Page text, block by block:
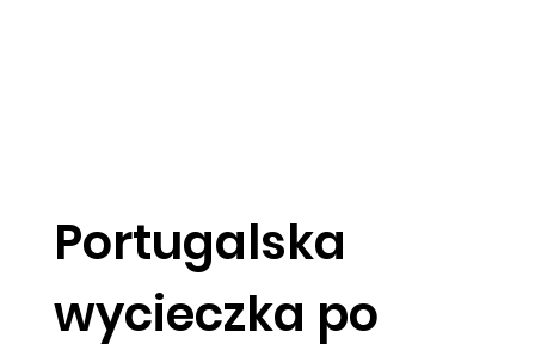
Portugalska
wycieczka po